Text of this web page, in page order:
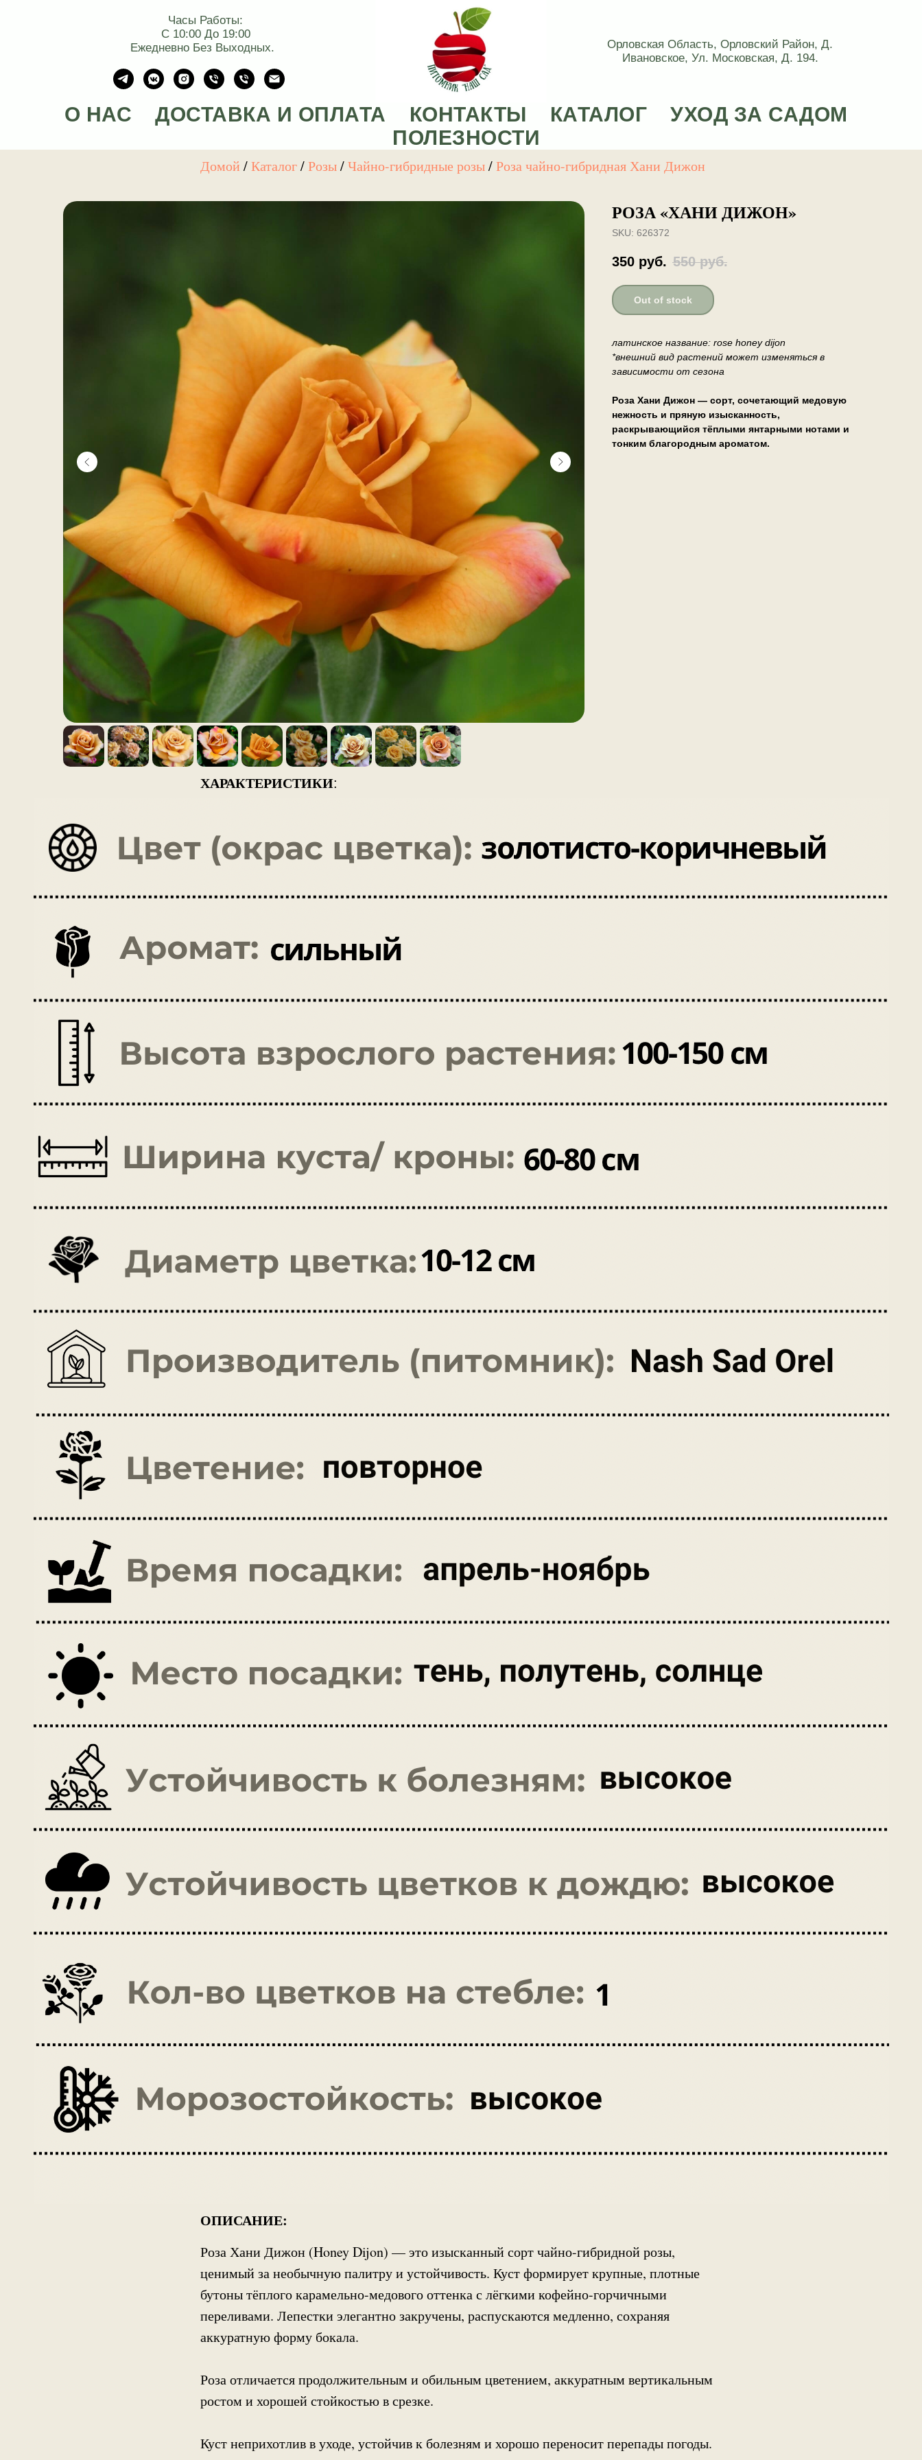
Часы Работы:
С 10:00 До 19:00
Ежедневно Без Выходных.
Орловская Область, Орловский Район, Д.
Ивановское, Ул. Московская, Д. 194.
О НАС ДОСТАВКА И ОПЛАТА КОНТАКТЫ КАТАЛОГ
УХОД ЗА САДОМ
ПОЛЕЗНОСТИ
Домой /Каталог/Розы/Чайно-гибридные розы/Роза чайно-гибридная Хани Дижон
РОЗА «ХАНИ ДИЖОН»
SKU: 626372
350 руб. 550 руб.
Out of stock
латинское название: rose honey dijon
*внешний вид растений может изменяться в
зависимости от сезона
Роза Хани Дижон — сорт, сочетающий медовую
нежность и пряную изысканность,
раскрывающийся тёплыми янтарными нотами и
тонким благородным ароматом.
ХАРАКТЕРИСТИКИ:
ОПИСАНИЕ:
Роза Хани Дижон (Honey Dijon) — это изысканный сорт чайно-гибридной розы,
ценимый за необычную палитру и устойчивость. Куст формирует крупные, плотные
бутоны тёплого карамельно-медового оттенка с лёгкими кофейно-горчичными
переливами. Лепестки элегантно закручены, распускаются медленно, сохраняя
аккуратную форму бокала.
Роза отличается продолжительным и обильным цветением, аккуратным вертикальным
ростом и хорошей стойкостью в срезке.
Куст неприхотлив в уходе, устойчив к болезням и хорошо переносит перепады погоды.